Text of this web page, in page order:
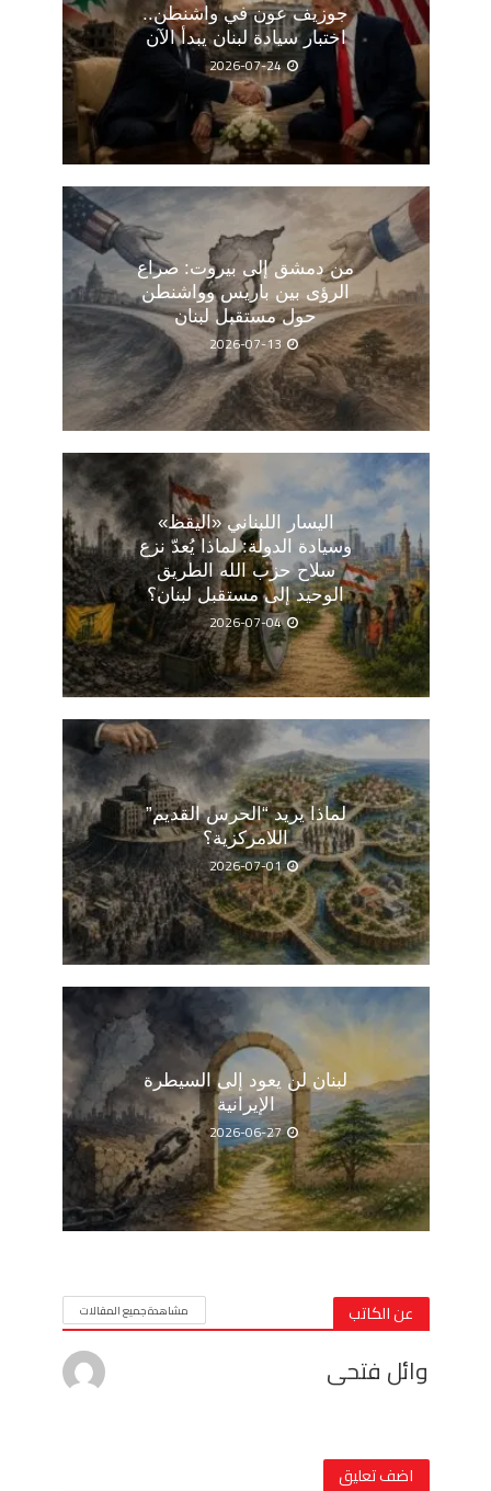
جوزيف عون في واشنطن..
اختبار سيادة لبنان يبدأ الآن
2026-07-24
من دمشق إلى بيروت: صراع
الرؤى بين باريس وواشنطن
حول مستقبل لبنان
2026-07-13
اليسار اللبناني «اليقظ»
وسيادة الدولة: لماذا يُعدّ نزع
سلاح حزب الله الطريق
الوحيد إلى مستقبل لبنان؟
2026-07-04
لماذا يريد “الحرس القديم”
اللامركزية؟
2026-07-01
لبنان لن يعود إلى السيطرة
الإيرانية
2026-06-27
عن الكاتب مشاهدة جميع المقالات
وائل فتحى
اضف تعليق